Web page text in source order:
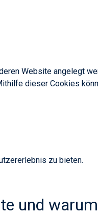
Website angelegt
dieser Cookies
zu bieten.
und